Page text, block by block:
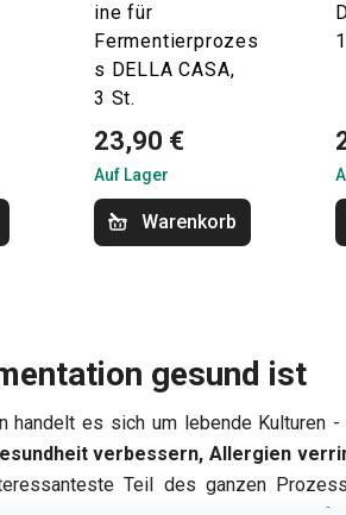
ine für
Fermentierprozes
s DELLA CASA,
3 St.
23,90 €
Auf Lager
Warenkorb
gesund ist
handelt es sich um lebende Kulturen
verbessern, Allergien
Teil des ganzen